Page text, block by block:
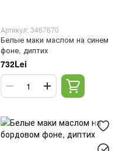
Артикул: 3467670
Белые маки маслом на синем
фоне, диптих
732Lei